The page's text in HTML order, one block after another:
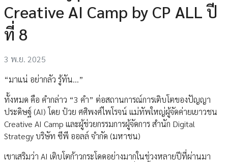
Creative AI Camp by CP ALL ปี
ที่ 8
3 พ.ย. 2025
“มาแน่ อย่ากลัว รู้ทัน…”
ทั้งหมด คือ คำกล่าว “3 คำ” ต่อสถานการณ์การเติบโตของปัญญา
ประดิษฐ์ (AI) โดย ป๋วย ศศิพงศ์ไพโรจน์ แม่ทัพใหญ่ผู้จัดค่ายเยาวชน
Creative AI Camp และผู้ช่วยกรรมการผู้จัดการ สำนัก Digital
Strategy บริษัท ซีพี ออลล์ จำกัด (มหาชน)
เขาเสริมว่า AI เติบโตก้าวกระโดดอย่างมากในช่วงหลายปีที่ผ่านมา